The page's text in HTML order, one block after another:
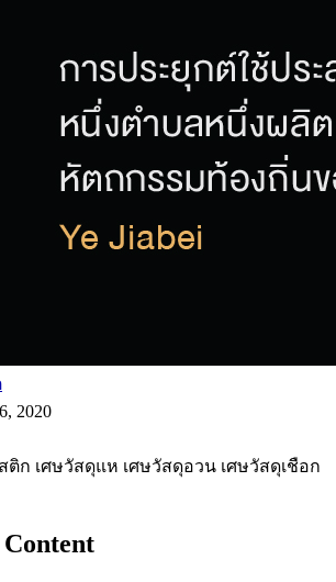
2020
เศษวัสดุแห เศษวัสดุอวน เศษวัสดุเชือก